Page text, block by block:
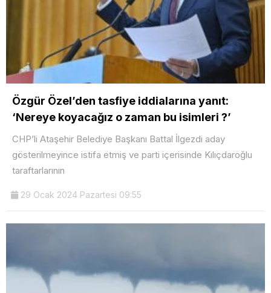
Özgür Özel’den tasfiye iddialarına yanıt:
‘Nereye koyacağız o zaman bu isimleri ?’
CHP’li Ataşehir Belediye Başkanı Battal İlgezdi aday
gösterilmeyince istifa etmiş ve parti içerisinde Kılıçdaroğlu
taraftarlarının
29 Ocak 2024 Pazartesi 09:55